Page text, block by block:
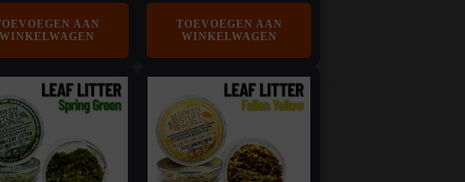
AAN
WINKELWAGEN
TOEVOEGEN AAN
WINKELWAGEN